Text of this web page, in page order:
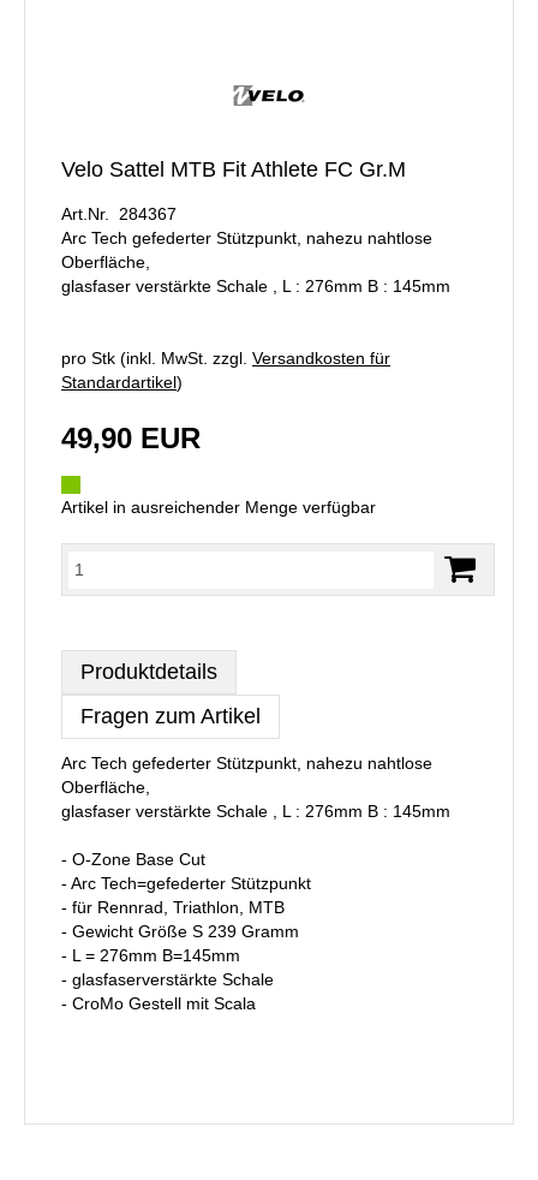
Velo Sattel MTB Fit Athlete FC Gr.M
Art.Nr. 284367
Arc Tech gefederter Stützpunkt, nahezu nahtlose
Oberfläche,
glasfaser verstärkte Schale , L : 276mm B : 145mm
pro Stk (inkl. MwSt. zzgl. Versandkosten für
Standardartikel)
49,90 EUR
Artikel in ausreichender Menge verfügbar
Produktdetails
Fragen zum Artikel
Arc Tech gefederter Stützpunkt, nahezu nahtlose
Oberfläche,
glasfaser verstärkte Schale , L : 276mm B : 145mm
- O-Zone Base Cut
- Arc Tech=gefederter Stützpunkt
- für Rennrad, Triathlon, MTB
- Gewicht Größe S 239 Gramm
- L = 276mm B=145mm
- glasfaserverstärkte Schale
- CroMo Gestell mit Scala